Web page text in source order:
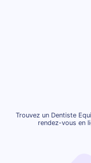
Trouvez un Dentiste
rendez-vous en